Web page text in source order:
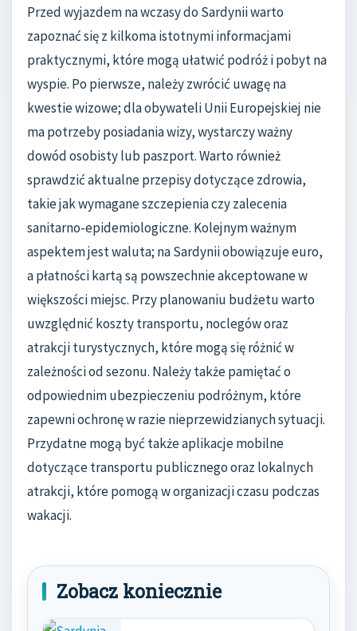
Przed wyjazdem na wczasy do Sardynii warto
zapoznać się z kilkoma istotnymi informacjami
praktycznymi, które mogą ułatwić podróż i pobyt na
wyspie. Po pierwsze, należy zwrócić uwagę na
kwestie wizowe; dla obywateli Unii Europejskiej nie
ma potrzeby posiadania wizy, wystarczy ważny
dowód osobisty lub paszport. Warto również
sprawdzić aktualne przepisy dotyczące zdrowia,
takie jak wymagane szczepienia czy zalecenia
sanitarno-epidemiologiczne. Kolejnym ważnym
aspektem jest waluta; na Sardynii obowiązuje euro,
a płatności kartą są powszechnie akceptowane w
większości miejsc. Przy planowaniu budżetu warto
uwzględnić koszty transportu, noclegów oraz
atrakcji turystycznych, które mogą się różnić w
zależności od sezonu. Należy także pamiętać o
odpowiednim ubezpieczeniu podróżnym, które
zapewni ochronę w razie nieprzewidzianych sytuacji.
Przydatne mogą być także aplikacje mobilne
dotyczące transportu publicznego oraz lokalnych
atrakcji, które pomogą w organizacji czasu podczas
wakacji.
Zobacz koniecznie